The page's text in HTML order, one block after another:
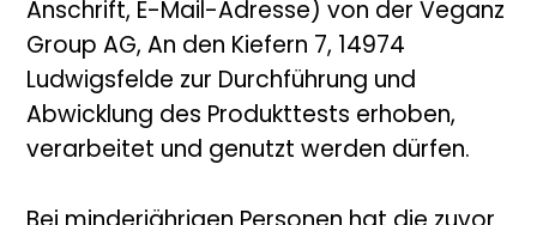
Anschrift, E-Mail-Adresse) von der Veganz
Group AG,An den Kiefern 7, 14974
Ludwigsfelde zur Durchführung und
Abwicklung des Produkttests erhoben,
verarbeitet und genutzt werden dürfen.